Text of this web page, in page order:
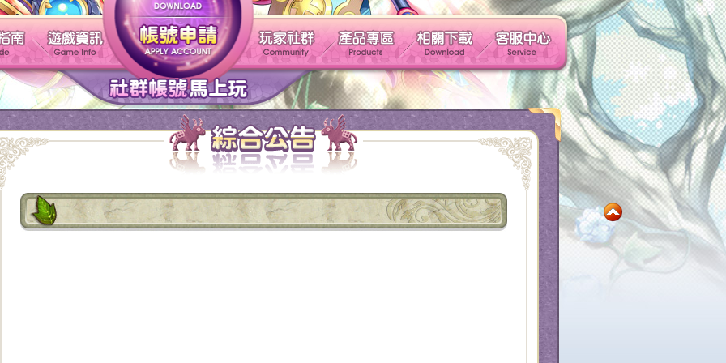
遊戲介紹 新手指南 遊戲資訊 玩家社群 產品專區 相關下載 客服中心
帳號申請
社群帳號馬上玩